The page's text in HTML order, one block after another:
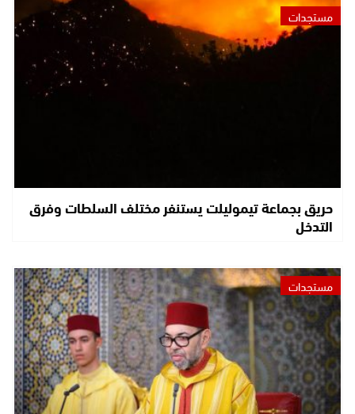
مستجدات
حريق بجماعة تيموليلت يستنفر مختلف السلطات وفرق
التدخل
مستجدات